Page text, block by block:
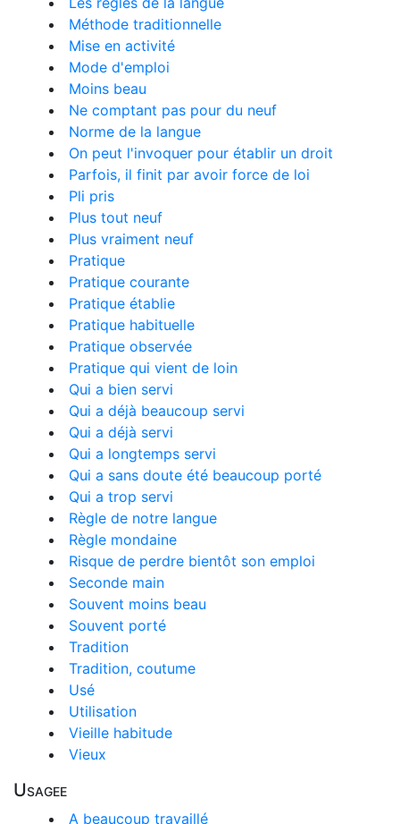
Méthode traditionnelle
Mise en activité
Mode d'emploi
Moins beau
Ne comptant pas pour du neuf
Norme de la langue
On peut l'invoquer pour établir un droit
Parfois, il finit par avoir force de loi
Pli pris
Plus tout neuf
Plus vraiment neuf
Pratique
Pratique courante
Pratique établie
Pratique habituelle
Pratique observée
Pratique qui vient de loin
Qui a bien servi
Qui a déjà beaucoup servi
Qui a déjà servi
Qui a longtemps servi
Qui a sans doute été beaucoup porté
Qui a trop servi
Règle de notre langue
Règle mondaine
Risque de perdre bientôt son emploi
Seconde main
Souvent moins beau
Souvent porté
Tradition
Tradition, coutume
Usé
Utilisation
Vieille habitude
Vieux
Usagee
A beaucoup travaillé